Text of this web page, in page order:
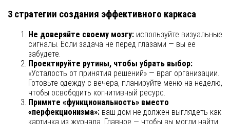
3 стратегии создания эффективного каркаса
Не доверяйте своему мозгу: используйте визуальные
сигналы. Если задача не перед глазами — вы ее
забудете.
Проектируйте рутины, чтобы убрать выбор:
«Усталость от принятия решений» — враг организации.
Готовьте одежду с вечера, планируйте меню на неделю,
чтобы освободить когнитивный ресурс.
Примите «функциональность» вместо
«перфекционизма»: ваш дом не должен выглядеть как
картинка из журнала. Главное — чтобы вы могли найти